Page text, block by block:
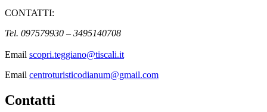
CONTATTI:
Tel. 097579930 – 3495140708
Email scopri.teggiano@tiscali.it
Email centroturisticodianum@gmail.com
Contatti